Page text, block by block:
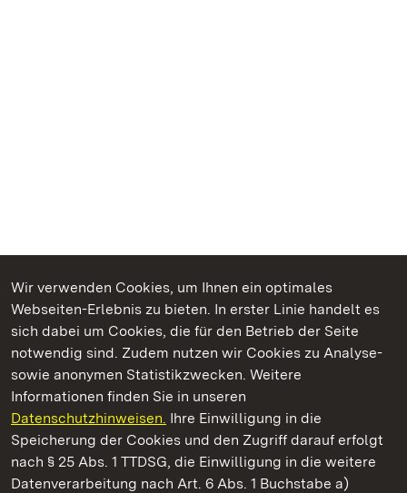
Wir verwenden Cookies, um Ihnen ein optimales
Webseiten-Erlebnis zu bieten. In erster Linie handelt es
sich dabei um Cookies, die für den Betrieb der Seite
notwendig sind. Zudem nutzen wir Cookies zu Analyse-
sowie anonymen Statistikzwecken. Weitere
Informationen finden Sie in unseren
Datenschutzhinweisen. Ihre Einwilligung in die
Speicherung der Cookies und den Zugriff darauf erfolgt
nach § 25 Abs. 1 TTDSG, die Einwilligung in die weitere
Datenverarbeitung nach Art. 6 Abs. 1 Buchstabe a)
Kommen. Staunen. Genießen.
Staatliche Schlösser und Gärten Baden‑Württemberg
Staatliche Schlösser und Gärten Baden-Württemberg